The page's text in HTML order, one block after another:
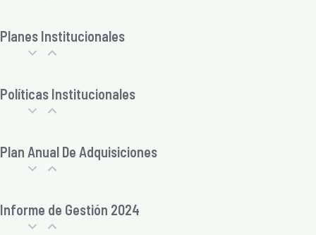
Planes Institucionales
Políticas Institucionales
Plan Anual De Adquisiciones
Informe de Gestión 2024